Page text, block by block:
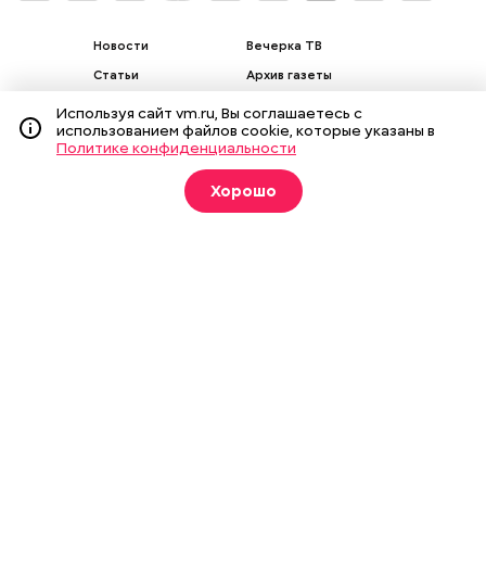
Новости
Статьи
Фотогалереи
Вечерка ТВ
Архив газеты
Пресса в образовании
Используя сайт vm.ru, Вы соглашаетесь с
использованием файлов cookie, которые указаны в
Политике конфиденциальности
Хорошо